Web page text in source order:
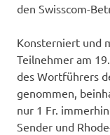
den Swisscom-
Konsterniert und
Teilnehmer am
des Wortführers
genommen,
nur 1 Fr.
Sender und